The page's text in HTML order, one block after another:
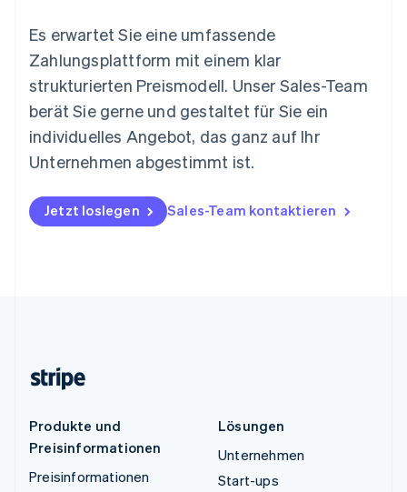
Es erwartet Sie eine umfassende
Zahlungsplattform mit einem klar
strukturierten Preismodell. Unser Sales-Team
berät Sie gerne und gestaltet für Sie ein
individuelles Angebot, das ganz auf Ihr
Unternehmen abgestimmt ist.
Jetzt loslegen Sales-Team kontaktieren
Produkte und
Preisinformationen
Preisinformationen
Lösungen
Unternehmen
Start-ups